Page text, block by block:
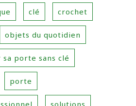
clé crochet
objets du quotidien
porte sans clé
porte
solutions